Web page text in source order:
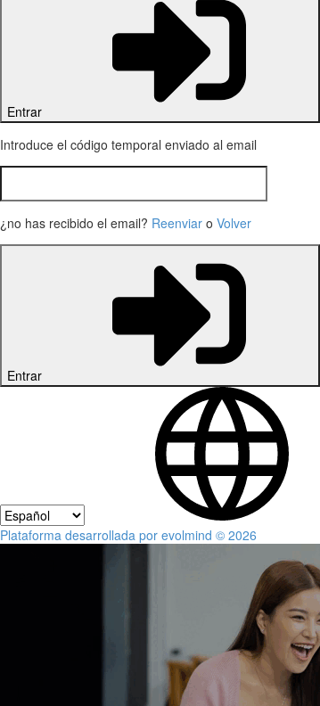
Entrar
Introduce el código temporal enviado al email
¿no has recibido el email? Reenviar o Volver
Entrar
Plataforma desarrollada por evolmind © 2026